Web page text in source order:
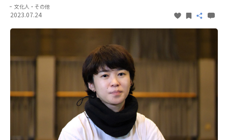
文化人・その他
2023.07.24